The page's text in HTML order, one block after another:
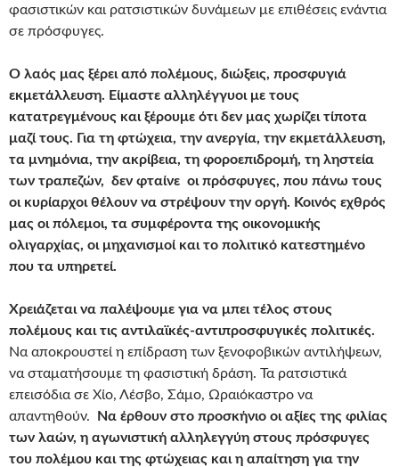
φασιστικών και ρατσιστικών δυνάμεων με επιθέσεις ενάντια
σε πρόσφυγες.
Ο λαός μας ξέρει από πολέμους, διώξεις, προσφυγιά
εκμετάλλευση. Είμαστε αλληλέγγυοι με τους
κατατρεγμένους και ξέρουμε ότι δεν μας χωρίζει τίποτα
μαζί τους. Για τη φτώχεια, την ανεργία, την εκμετάλλευση,
τα μνημόνια, την ακρίβεια, τη φοροεπιδρομή, τη ληστεία
των τραπεζών, δεν φταίνε οι πρόσφυγες, που πάνω τους
οι κυρίαρχοι θέλουν να στρέψουν την οργή. Κοινός εχθρός
μας οι πόλεμοι, τα συμφέροντα της οικονομικής
ολιγαρχίας, οι μηχανισμοί και το πολιτικό κατεστημένο
που τα υπηρετεί.
Χρειάζεται να παλέψουμε για να μπει τέλος στους
πολέμους και τις αντιλαϊκές-αντιπροσφυγικές πολιτικές.
Να αποκρουστεί η επίδραση των ξενοφοβικών αντιλήψεων,
να σταματήσουμε τη φασιστική δράση. Τα ρατσιστικά
επεισόδια σε Χίο, Λέσβο, Σάμο, Ωραιόκαστρο να
απαντηθούν.
Να έρθουν στο προσκήνιο οι αξίες της φιλίας
των λαών, η αγωνιστική αλληλεγγύη στους πρόσφυγες
του πολέμου και της φτώχειας και η απαίτηση για την